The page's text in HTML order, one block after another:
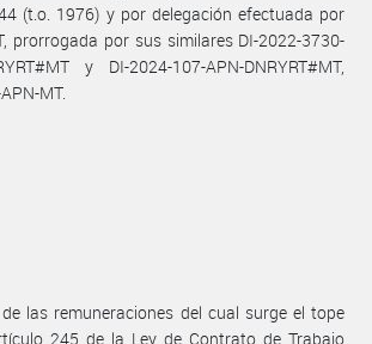
(t.o. 1976) y por delegación efectuada por
prorrogada por sus similares DI-2022-3730-
y DI-2024-107-APN-DNRYRT#MT,
MT.
las remuneraciones del cual surge el tope
245 de la Ley de Contrato de Trabajo